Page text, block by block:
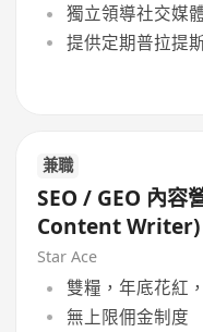
獨立領導社交媒
提供定期普拉提
兼職
SEO / GEO 內容
Content Writer)
Star Ace
雙糧，年底花紅
無上限佣金制度